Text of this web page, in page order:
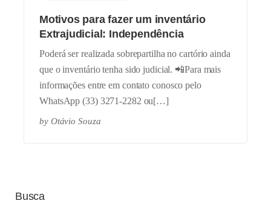
Motivos para fazer um inventário
Extrajudicial: Independência
Poderá ser realizada sobrepartilha no cartório ainda
que o inventário tenha sido judicial. 📲Para mais
informações entre em contato conosco pelo
WhatsApp (33) 3271-2282 ou[…]
by Otávio Souza
Busca